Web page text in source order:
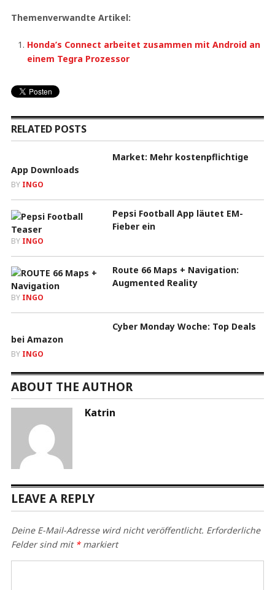
Themenverwandte Artikel:
Honda’s Connect arbeitet zusammen mit Android an
einem Tegra Prozessor
RELATED POSTS
Market: Mehr kostenpflichtige
App Downloads
BY INGO
Pepsi Football App läutet EM-
Fieber ein
BY INGO
Route 66 Maps + Navigation:
Augmented Reality
BY INGO
Cyber Monday Woche: Top Deals
bei Amazon
BY INGO
ABOUT THE AUTHOR
Katrin
LEAVE A REPLY
Deine E-Mail-Adresse wird nicht veröffentlicht. Erforderliche
Felder sind mit *markiert